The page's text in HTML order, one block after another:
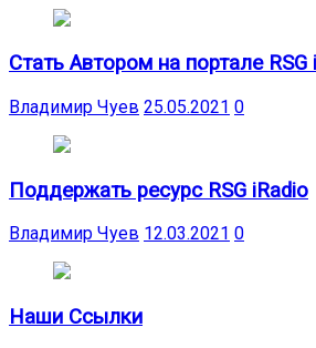
Стать Автором на портале RSG
Владимир Чуев 25.05.2021 0
Поддержать ресурс RSG iRadio
Владимир Чуев 12.03.2021 0
Наши Ссылки